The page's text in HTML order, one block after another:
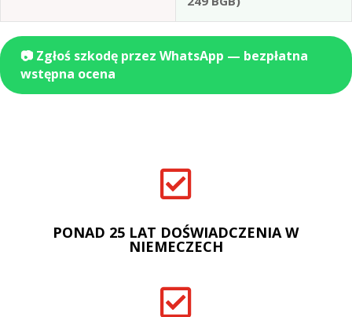
📷 Zgłoś szkodę przez WhatsApp — bezpłatna
wstępna ocena

PONAD 25 LAT DOŚWIADCZENIA W
NIEMECZECH
